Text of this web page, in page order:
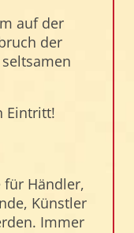
auf der
der
Eintritt!
für Händler,
Künstler
Immer